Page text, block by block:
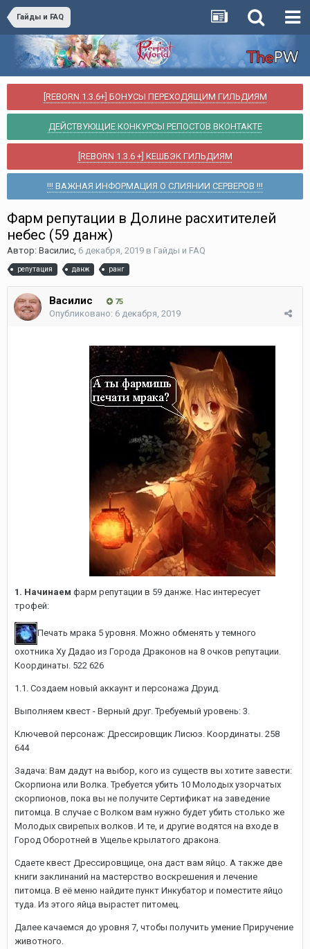
Гайды и FAQ
[REBORN 1.3.6+] БОНУСЫ ПЕРЕХОДЯЩИМ ГИЛЬДИЯМ
ДЕЙСТВУЮЩИЕ КОНКУРСЫ РЕПОСТОВ ВКОНТАКТЕ
[REBORN 1.3.6 +] КЕШБЭК ГИЛЬДИЯМ
!!! ВАЖНАЯ ИНФОРМАЦИЯ О СЛИЯНИИ СЕРВЕРОВ !!!
Фарм репутации в Долине расхитителей
небес (59 данж)
Автор: Василис, 6 декабря, 2019 в Гайды и FAQ
репутация данж ранг
Василис 75
Опубликовано: 6 декабря, 2019
1. Начинаем фарм репутации в 59 данже. Нас интересует
трофей:
Печать мрака 5 уровня. Можно обменять у темного
охотника Ху Дадао из Города Драконов на 8 очков репутации.
Координаты. 522 626
1.1. Создаем новый аккаунт и персонажа Друид.
Выполняем квест - Верный друг. Требуемый уровень: 3.
Ключевой персонаж: Дрессировщик Лисюэ. Координаты. 258
644
Задача: Вам дадут на выбор, кого из существ вы хотите завести:
Скорпиона или Волка. Требуется убить 10 Молодых узорчатых
скорпионов, пока вы не получите Сертификат на заведение
питомца. В случае с Волком вам нужно будет убить столько же
Молодых свирепых волков. И те, и другие водятся на входе в
Город Оборотней в Ущелье крылатого дракона.
Сдаете квест Дрессировщице, она даст вам яйцо. А также две
книги заклинаний на мастерство воскрешения и лечение
питомца. В её меню найдите пункт Инкубатор и поместите яйцо
туда. Из этого яйца вырастет питомец.
Далее качаемся до уровня 7, чтобы получить умение Приручение
животного.